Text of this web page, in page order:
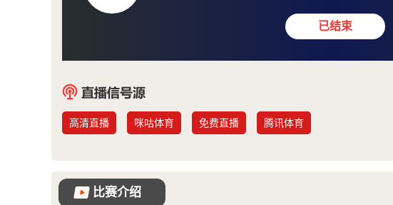
已结束
高清直播 咪咕体育 免费直播 腾讯体育
比赛介绍